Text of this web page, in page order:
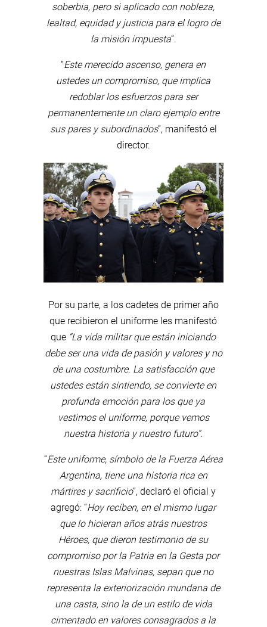
soberbia, pero si aplicado con nobleza,
lealtad, equidad y justicia para el logro de
la misión impuesta”.
“Este merecido ascenso, genera en
ustedes un compromiso, que implica
redoblar los esfuerzos para ser
permanentemente un claro ejemplo entre
sus pares y subordinados”, manifestó el
director.
Por su parte, a los cadetes de primer año
que recibieron el uniforme les manifestó
que “La vida militar que están iniciando
debe ser una vida de pasión y valores y no
de una costumbre. La satisfacción que
ustedes están sintiendo, se convierte en
profunda emoción para los que ya
vestimos el uniforme, porque vemos
nuestra historia y nuestro futuro”.
“Este uniforme, símbolo de la Fuerza Aérea
Argentina, tiene una historia rica en
mártires y sacrificio”, declaró el oficial y
agregó: “Hoy reciben, en el mismo lugar
que lo hicieran años atrás nuestros
Héroes, que dieron testimonio de su
compromiso por la Patria en la Gesta por
nuestras Islas Malvinas, sepan que no
representa la exteriorización mundana de
una casta, sino la de un estilo de vida
cimentado en valores consagrados a la